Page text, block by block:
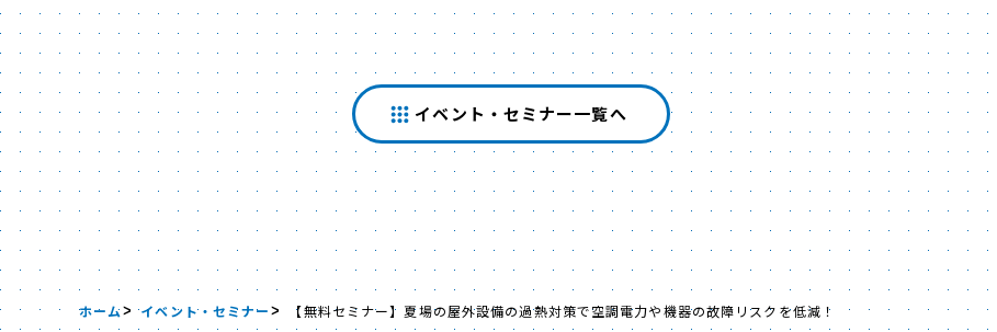
イベント・セミナー一覧へ
ホーム イベント・セミナー 【無料セミナー】夏場の屋外設備の過熱対策で空調電力や機器の故障リスクを低減！